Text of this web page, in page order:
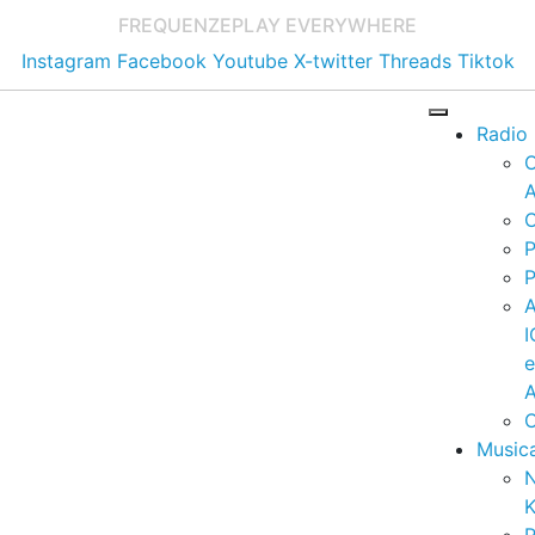
FREQUENZEPLAY EVERYWHERE
Instagram Facebook Youtube X-twitter Threads Tiktok
Radio
e